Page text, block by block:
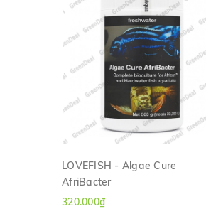
LOVEFISH - Algae Cure
AfriBacter
320.000₫